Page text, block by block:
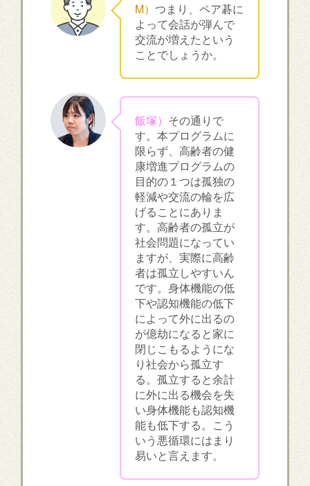
M） つまり、ペア碁に
よって会話が弾んで
交流が増えたという
ことでしょうか。
飯塚） その通りで
す。本プログラムに
限らず、高齢者の健
康増進プログラムの
目的の１つは孤独の
軽減や交流の輪を広
げることにありま
す。高齢者の孤立が
社会問題になってい
ますが、実際に高齢
者は孤立しやすいん
です。身体機能の低
下や認知機能の低下
によって外に出るの
が億劫になると家に
閉じこもるようにな
り社会から孤立す
る。孤立すると余計
に外に出る機会を失
い身体機能も認知機
能も低下する。こう
いう悪循環にはまり
易いと言えます。